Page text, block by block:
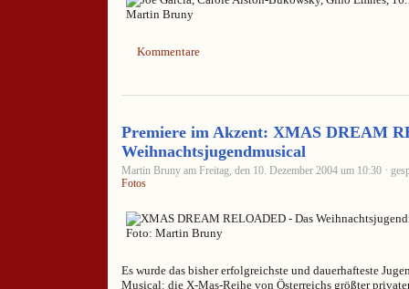
Kommentare
Premiere im Akzent: XMAS DREAM
Weihnachtsjugendmusical
Martin Bruny am Freitag, den 10. Dezember 2004 um 10:30 ·
Fotos
Es wurde das bisher erfolgreichste und dauerhafteste
Musical: die X-Mas-Reihe von Österreichs größter